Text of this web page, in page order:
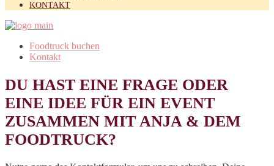
KONTAKT
Foodtruck buchen
Kontakt
DU HAST EINE FRAGE ODER
EINE IDEE FÜR EIN EVENT
ZUSAMMEN MIT ANJA & DEM
FOODTRUCK?